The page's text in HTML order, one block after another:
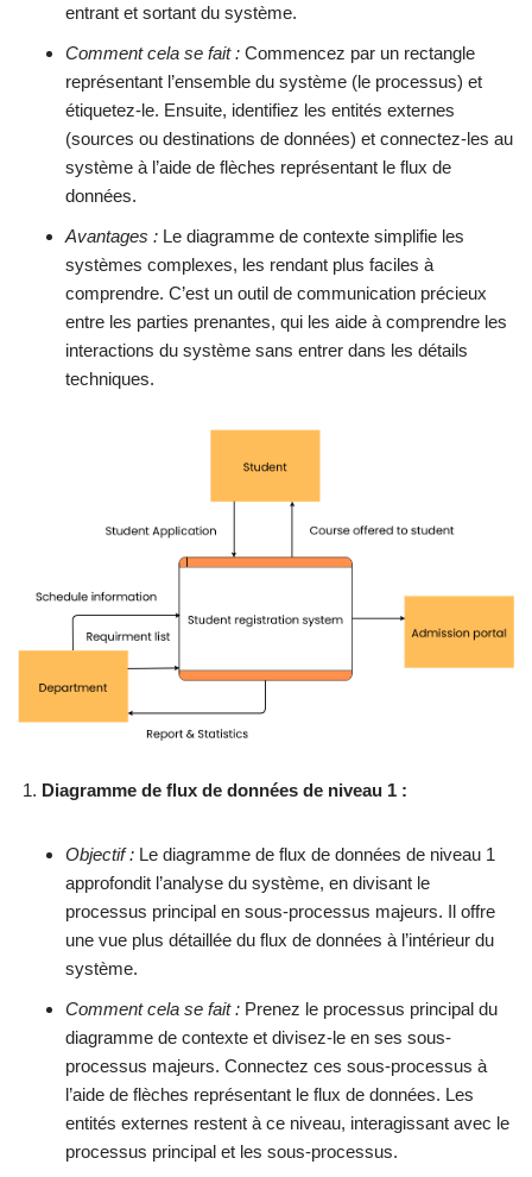
entrant et sortant du système.
Comment cela se fait : Commencez par un rectangle
représentant l’ensemble du système (le processus) et
étiquetez-le. Ensuite, identifiez les entités externes
(sources ou destinations de données) et connectez-les au
système à l’aide de flèches représentant le flux de
données.
Avantages : Le diagramme de contexte simplifie les
systèmes complexes, les rendant plus faciles à
comprendre. C’est un outil de communication précieux
entre les parties prenantes, qui les aide à comprendre les
interactions du système sans entrer dans les détails
techniques.
Diagramme de flux de données de niveau 1 :
Objectif : Le diagramme de flux de données de niveau 1
approfondit l’analyse du système, en divisant le
processus principal en sous-processus majeurs. Il offre
une vue plus détaillée du flux de données à l’intérieur du
système.
Comment cela se fait : Prenez le processus principal du
diagramme de contexte et divisez-le en ses sous-
processus majeurs. Connectez ces sous-processus à
l’aide de flèches représentant le flux de données. Les
entités externes restent à ce niveau, interagissant avec le
processus principal et les sous-processus.